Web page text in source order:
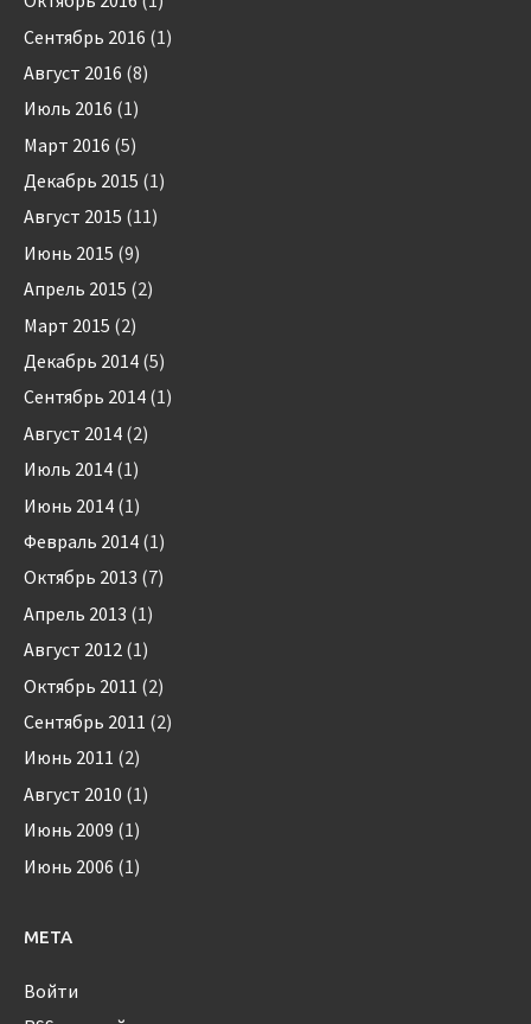
Сентябрь 2016 (1)
Август 2016 (8)
Июль 2016 (1)
Март 2016 (5)
Декабрь 2015 (1)
Август 2015 (11)
Июнь 2015 (9)
Апрель 2015 (2)
Март 2015 (2)
Декабрь 2014 (5)
Сентябрь 2014 (1)
Август 2014 (2)
Июль 2014 (1)
Июнь 2014 (1)
Февраль 2014 (1)
Октябрь 2013 (7)
Апрель 2013 (1)
Август 2012 (1)
Октябрь 2011 (2)
Сентябрь 2011 (2)
Июнь 2011 (2)
Август 2010 (1)
Июнь 2009 (1)
Июнь 2006 (1)
МЕТА
Войти